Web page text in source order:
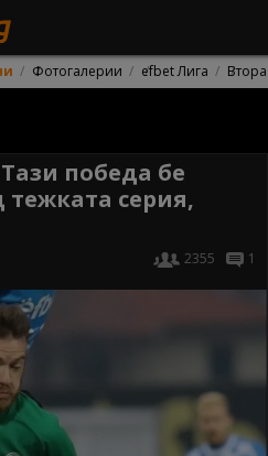
Фотогалерии efbet Лига
победа бе
серия,
2355 1